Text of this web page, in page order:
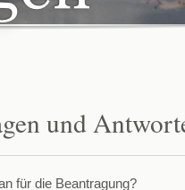
und
für die Beantragung?